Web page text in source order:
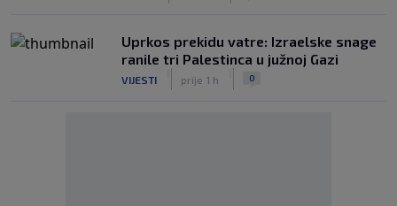
Uprkos prekidu vatre: Izraelske snage
ranile tri Palestinca u južnoj Gazi
VIJESTI prije 1 h 0